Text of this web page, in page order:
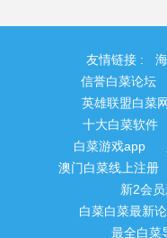
友情链接 :
信誉白菜论坛
英雄联盟白菜网
十大白菜软件
白菜游戏app
澳门白菜线上注册
新2会
白菜白菜最新
最全白菜